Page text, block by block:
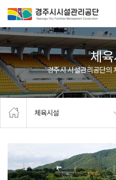
체
경주시 시설관리공단의
체육시설